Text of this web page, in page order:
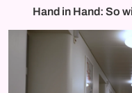
Hand in Hand: So